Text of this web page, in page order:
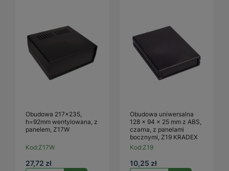
Obudowa 217x235,
h=92mm wentylowana, z
panelem, Z17W
Kod:Z17W
27,72 zł
Obudowa uniwersalna
128 × 94 × 25 mm z ABS,
czarna, z panelami
bocznymi, Z19 KRADEX
Kod:Z19
10,25 zł